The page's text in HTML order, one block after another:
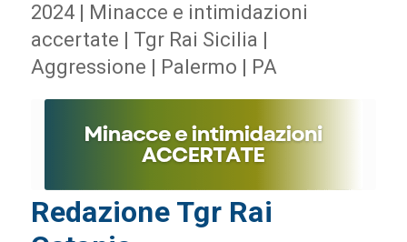
2024 | Minacce e intimidazioni
accertate | Tgr Rai Sicilia |
Aggressione | Palermo | PA
Redazione Tgr Rai